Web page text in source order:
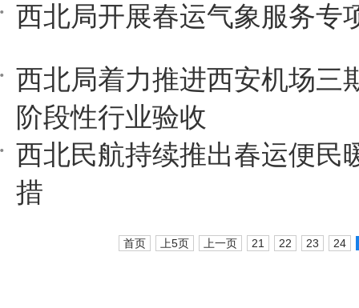
西北局开展春运气象服务专
西北局着力推进西安机场三
阶段性行业验收
西北民航持续推出春运便民
措
首页 上5页 上一页 21 22 23 24